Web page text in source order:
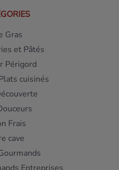
Gras
et Pâtés
Périgord
cuisinés
Frais
cave